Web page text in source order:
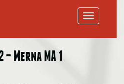
Merna MA 1